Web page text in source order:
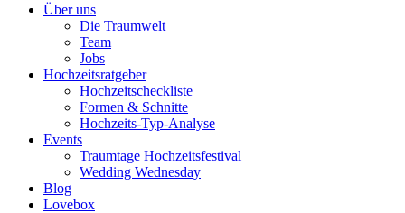
Über uns
Die Traumwelt
Team
Jobs
Hochzeitsratgeber
Hochzeitscheckliste
Formen & Schnitte
Hochzeits-Typ-Analyse
Events
Traumtage Hochzeitsfestival
Wedding Wednesday
Blog
Lovebox